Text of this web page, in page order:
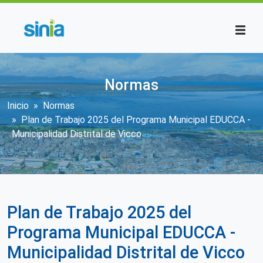
Normas
Sobrescribir enlaces de ayuda a la
Inicio
Normas
Plan de Trabajo 2025 del Programa Municipal EDUCCA -
Municipalidad Distrital de Vicco
Plan de Trabajo 2025 del
Programa Municipal EDUCCA -
Municipalidad Distrital de Vicco